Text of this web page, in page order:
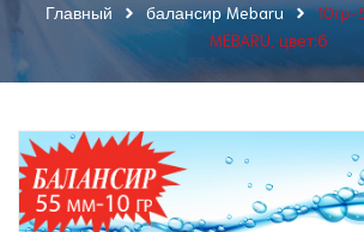
Главный балансир Mebaru
MEBARU, цвет:6